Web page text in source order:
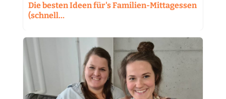
Die besten Ideen für's Familien-Mittagessen
(schnell…